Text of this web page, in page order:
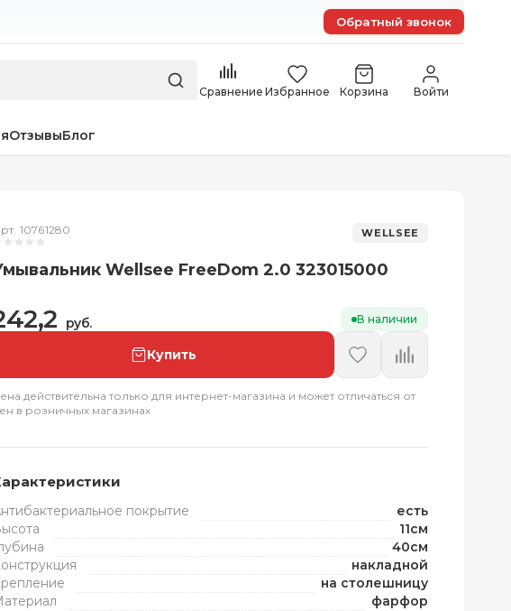
Обратный звонок
Сравнение Избранное Корзина Войти
ОтзывыБлог
10761280 WELLSEE
Wellsee FreeDom 2.0 323015000
руб. В наличии
Купить
действительна только для интернет-магазина и может отличаться от
в розничных магазинах
покрытие
есть
11см
40см
накладной
на столешницу
фарфор